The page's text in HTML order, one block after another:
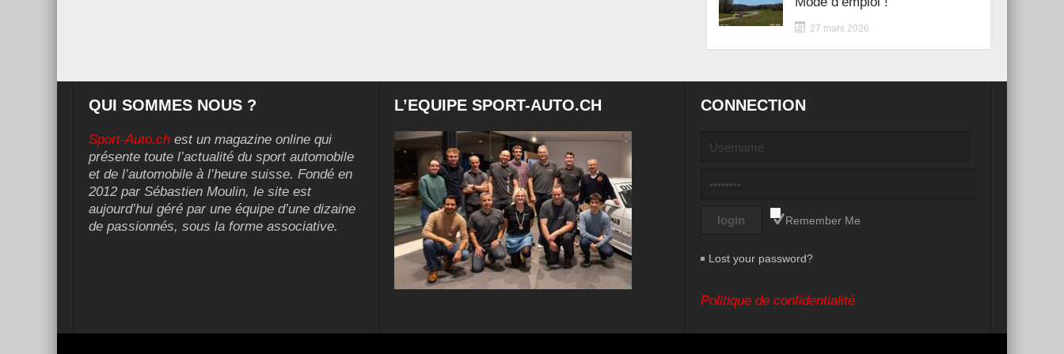
27 mars 2026
QUI SOMMES NOUS ?
Sport-Auto.ch est un magazine online qui
présente toute l’actualité du sport automobile
et de l’automobile à l’heure suisse. Fondé en
2012 par Sébastien Moulin, le site est
aujourd’hui géré par une équipe d’une dizaine
de passionnés, sous la forme associative.
L’EQUIPE SPORT-AUTO.CH CONNECTION
Remember Me
Lost your password?
Politique de confidentialité